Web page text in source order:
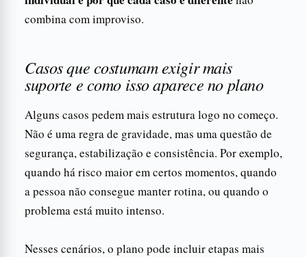
combina com improviso.
Casos que costumam exigir mais
suporte e como isso aparece no plano
Alguns casos pedem mais estrutura logo no começo.
Não é uma regra de gravidade, mas uma questão de
segurança, estabilização e consistência. Por exemplo,
quando há risco maior em certos momentos, quando
a pessoa não consegue manter rotina, ou quando o
problema está muito intenso.
Nesses cenários, o plano pode incluir etapas mais